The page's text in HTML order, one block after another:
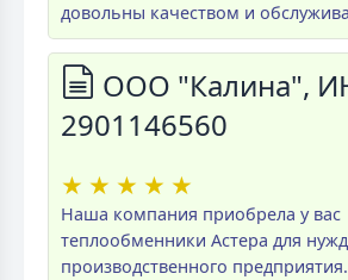
довольны качеством и
ООО "Калина",
2901146560
★ ★ ★ ★ ★
Наша компания приобрела у вас
теплообменники Астера для нужд
производственного